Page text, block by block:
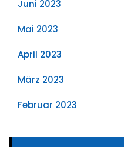
Juni 2023
Mai 2023
April 2023
März 2023
Februar 2023